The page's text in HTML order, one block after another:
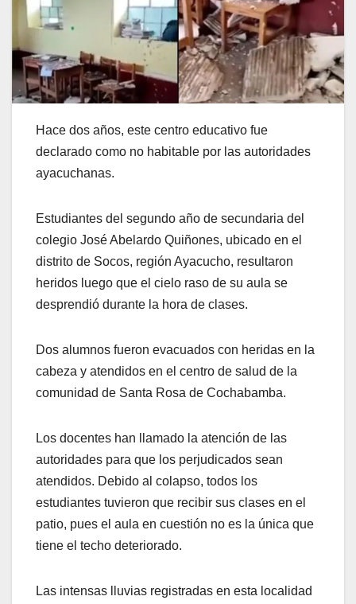
Hace dos años, este centro educativo fue
declarado como no habitable por las autoridades
ayacuchanas.
Estudiantes del segundo año de secundaria del
colegio José Abelardo Quiñones, ubicado en el
distrito de Socos, región Ayacucho, resultaron
heridos luego que el cielo raso de su aula se
desprendió durante la hora de clases.
Dos alumnos fueron evacuados con heridas en la
cabeza y atendidos en el centro de salud de la
comunidad de Santa Rosa de Cochabamba.
Los docentes han llamado la atención de las
autoridades para que los perjudicados sean
atendidos. Debido al colapso, todos los
estudiantes tuvieron que recibir sus clases en el
patio, pues el aula en cuestión no es la única que
tiene el techo deteriorado.
Las intensas lluvias registradas en esta localidad